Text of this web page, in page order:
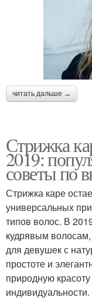
читать дальше →
Стрижка
2019:
советы по
Стрижка каре
универсальных
типов волос. В
кудрявым
для девушек с
простоте и
природную
индивидуальности.